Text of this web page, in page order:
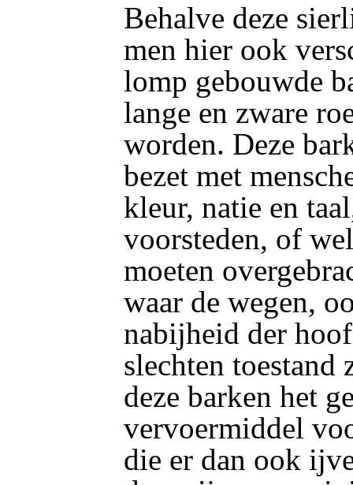
Behalve deze
men hier ook
lomp gebouwde
lange en zware
worden. Deze
bezet met
kleur, natie en
voorsteden, of
moeten
waar de wegen,
nabijheid der
slechten
deze barken het
vervoermiddel
die er dan ook